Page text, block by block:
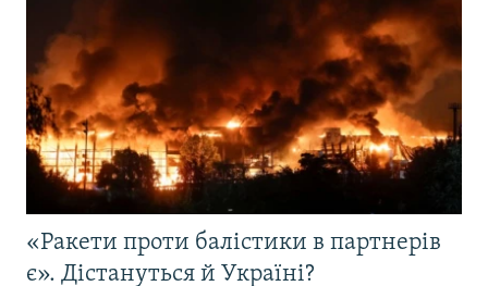
«Ракети проти балістики в партнерів
є». Дістануться й Україні?